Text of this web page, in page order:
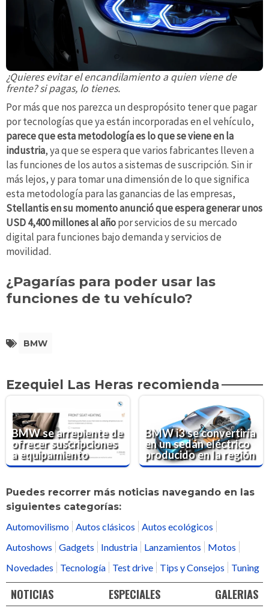
¿Quieres evitar el encandilamiento a quien viene de
frente? si pagas, lo tienes.
Por más que nos parezca un despropósito tener que pagar
por tecnologías que ya están incorporadas en el vehículo,
parece que esta metodología es lo que se viene en la
industria, ya que se espera que varios fabricantes lleven a
las funciones de los autos a sistemas de suscripción. Sin ir
más lejos, y para tomar una dimensión de lo que significa
esta metodología para las ganancias de las empresas,
Stellantis en su momento anunció que espera generar unos
USD 4,400 millones al añopor servicios de su mercado
digital para funciones bajo demanda y servicios de
movilidad.
¿Pagarías para poder usar las
funciones de tu vehículo?
BMW
Ezequiel Las Heras recomienda
BMW se arrepiente de
ofrecer suscripciones
a equipamiento
BMW i3 se convertiría
en un sedán eléctrico
producido en la región
Puedes recorrer más noticias navegando en las
siguientes categorías:
Automovilismo Autos clásicos
Autos ecológicos
Autoshows
Gadgets Industria Lanzamientos
Motos
Novedades
Tecnología Test drive Tips y Consejos Tuning
NOTICIAS ESPECIALES GALERIAS